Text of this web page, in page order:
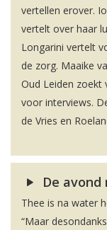
vertellen erover.
vertelt over haar
Longarini vertelt
de zorg. Maaike
Oud Leiden zoekt
voor interviews.
de Vries en
De avond
Thee is na water
“Maar